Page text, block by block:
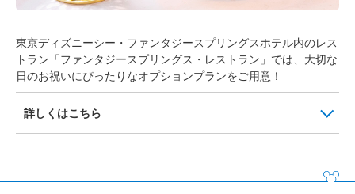
東京ディズニーシー・ファンタジースプリングスホテル内のレス
トラン「ファンタジースプリングス・レストラン」では、大切な
日のお祝いにぴったりなオプションプランをご用意！
詳しくはこちら